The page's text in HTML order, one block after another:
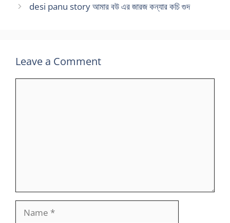
desi panu story আমার বউ এর জারজ কন্যার কচি গুদ
Leave a Comment